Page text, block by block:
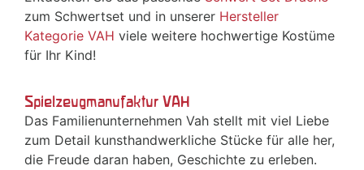
zum Schwertset und in unserer Hersteller
Kategorie VAH viele weitere hochwertige Kostüme
für Ihr Kind!
Spielzeugmanufaktur VAH
Das Familienunternehmen Vah stellt mit viel Liebe
zum Detail kunsthandwerkliche Stücke für alle her,
die Freude daran haben, Geschichte zu erleben.